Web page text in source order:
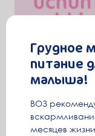
Грудное
питание
малыша!
ВОЗ
месяцев